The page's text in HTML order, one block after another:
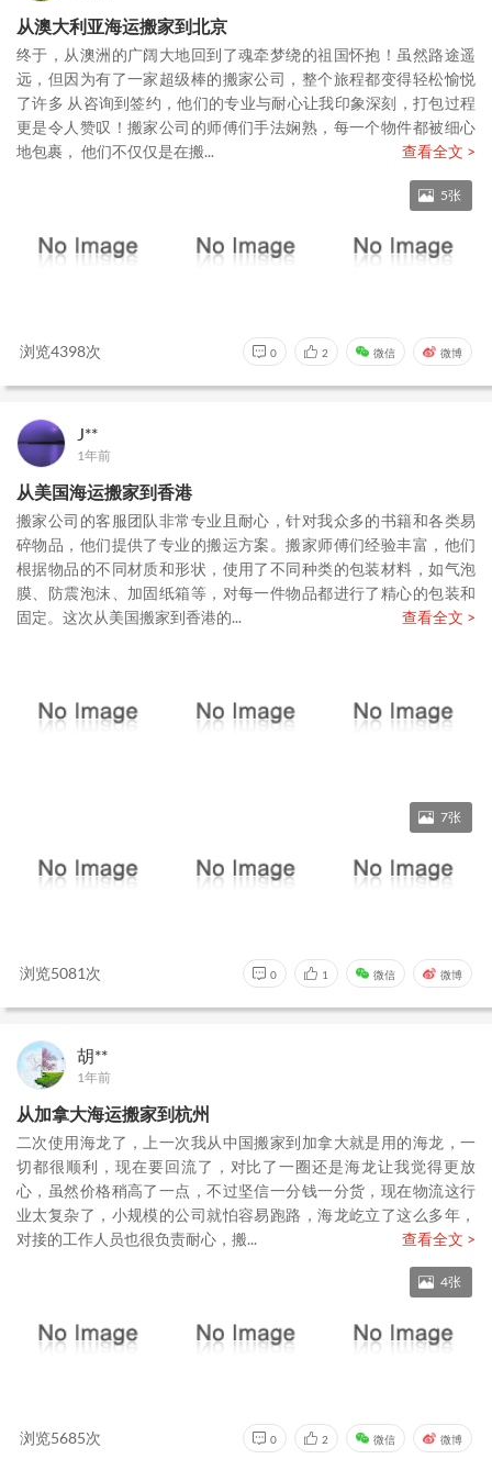
从澳大利亚海运搬家到北京
终于，从澳洲的广阔大地回到了魂牵梦绕的祖国怀抱！虽然路途遥
远，但因为有了一家超级棒的搬家公司，整个旅程都变得轻松愉悦
了许多 从咨询到签约，他们的专业与耐心让我印象深刻，打包过程
更是令人赞叹！搬家公司的师傅们手法娴熟，每一个物件都被细心
地包裹， 他们不仅仅是在搬...
查看全文 >
5张
浏览4398次 0 2 微信 微博
J**
1年前
从美国海运搬家到香港
搬家公司的客服团队非常专业且耐心，针对我众多的书籍和各类易
碎物品，他们提供了专业的搬运方案。搬家师傅们经验丰富，他们
根据物品的不同材质和形状，使用了不同种类的包装材料，如气泡
膜、防震泡沫、加固纸箱等，对每一件物品都进行了精心的包装和
固定。这次从美国搬家到香港的...
查看全文 >
7张
浏览5081次 0 1 微信 微博
胡**
1年前
从加拿大海运搬家到杭州
二次使用海龙了，上一次我从中国搬家到加拿大就是用的海龙，一
切都很顺利，现在要回流了，对比了一圈还是海龙让我觉得更放
心，虽然价格稍高了一点，不过坚信一分钱一分货，现在物流这行
业太复杂了，小规模的公司就怕容易跑路，海龙屹立了这么多年，
对接的工作人员也很负责耐心，搬...
查看全文 >
4张
浏览5685次 0 2 微信 微博